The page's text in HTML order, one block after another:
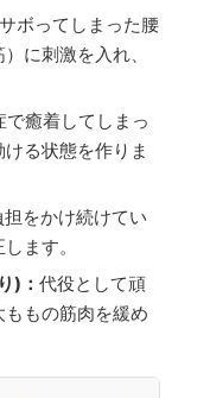
ボってしまった腰
に刺激を入れ、
で癒着してしまっ
る状態を作りま
担をかけ続けてい
ます。
)：代役として頑
もの筋肉を緩め